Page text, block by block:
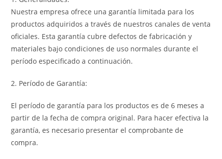
Nuestra empresa ofrece una garantía limitada para los
productos adquiridos a través de nuestros canales de venta
oficiales. Esta garantía cubre defectos de fabricación y
materiales bajo condiciones de uso normales durante el
período especificado a continuación.
2. Período de Garantía:
El período de garantía para los productos es de 6 meses a
partir de la fecha de compra original. Para hacer efectiva la
garantía, es necesario presentar el comprobante de
compra.